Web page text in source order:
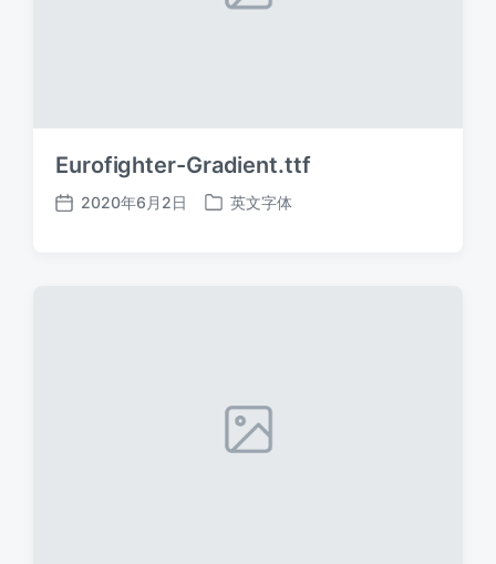
Eurofighter-Gradient.ttf
发
2020年6月2日
发
英文字体